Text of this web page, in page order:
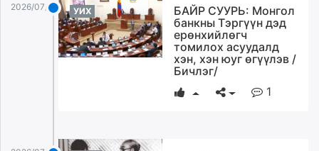
2026/07/01 УИХ
БАЙР СУУРЬ: Монгол
банкны Тэргүүн дэд
ерөнхийлөгч
томилох асуудалд
хэн, хэн юуг өгүүлэв /
Бичлэг/
1